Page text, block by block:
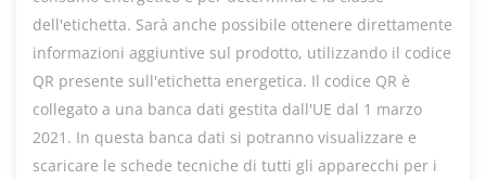
dell'etichetta. Sarà anche possibile ottenere direttamente
informazioni aggiuntive sul prodotto, utilizzando il codice
QR presente sull'etichetta energetica. Il codice QR è
collegato a una banca dati gestita dall'UE dal 1 marzo
2021. In questa banca dati si potranno visualizzare e
scaricare le schede tecniche di tutti gli apparecchi per i